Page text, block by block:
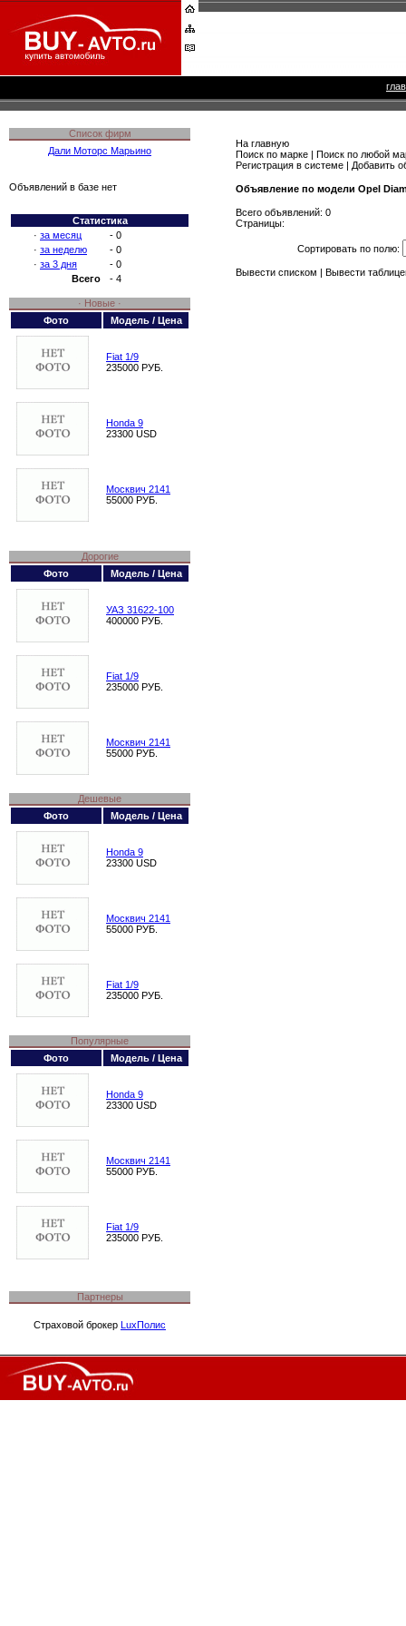
Список фирм
Дали Моторс Марьино
Объявлений в базе нет
Статистика
· за месяц
- 0
· за неделю
- 0
· за 3 дня
- 0
Всего
- 4
· Новые ·
Фото
Модель / Цена
Fiat 1/9
235000 РУБ.
Honda 9
23300 USD
Москвич 2141
55000 РУБ.
Дорогие
Фото
Модель / Цена
УАЗ 31622-100
400000 РУБ.
Fiat 1/9
235000 РУБ.
Москвич 2141
55000 РУБ.
Дешевые
Фото
Модель / Цена
Honda 9
23300 USD
Москвич 2141
55000 РУБ.
Fiat 1/9
235000 РУБ.
Популярные
Фото
Модель / Цена
Honda 9
23300 USD
Москвич 2141
55000 РУБ.
Fiat 1/9
235000 РУБ.
На главную
Поиск по марке | Поиск по любой
Регистрация в системе | Добавить
Объявление по модели Opel
Всего объявлений: 0
Страницы:
Сортировать по полю:
Вывести списком Вывести
Партнеры
Страховой брокер LuxПолис